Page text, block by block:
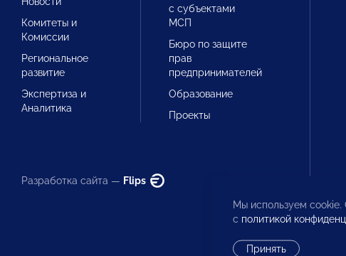
Комитеты и
Комиссии
Региональное
развитие
Экспертиза и
Аналитика
с субъектами
МСП
Бюро по защите
прав
предпринимателей
Образование
Проекты
Разработка сайта — Flips
Мы используем cookie.
с политикой
Принять